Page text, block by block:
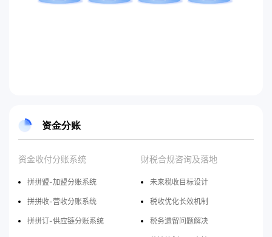
资金分账
资金收付分账系统
拼拼盟-加盟分账系统
拼拼收-营收分账系统
拼拼订-供应链分账系统
财税合规咨询及落地
未来税收目标设计
税收优化长效机制
税务遗留问题解决